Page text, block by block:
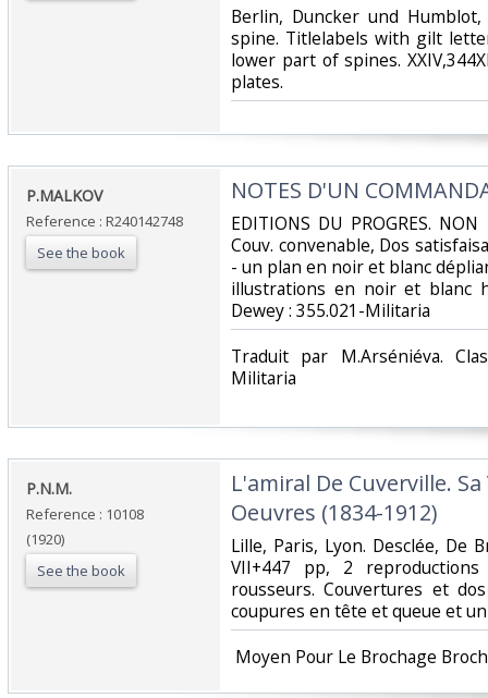
‎Berlin, Duncker und
spine. Titlelabels with gilt
lower part of spines.
plates.‎
‎P.MALKOV‎
Reference : R240142748
See the book
‎NOTES D'UN
‎EDITIONS DU PROGRES.
Couv. convenable, Dos
- un plan en noir et blanc
illustrations en noir et blanc
Dewey : 355.021-Militaria‎
‎Traduit par M.Arséniéva.
Militaria‎
‎P.N.M.‎
Reference : 10108
(1920)
See the book
‎L'amiral De Cuverville. Sa
Oeuvres (1834-1912)‎
‎Lille, Paris, Lyon. Desclée, De
VII+447 pp, 2
rousseurs. Couvertures et
coupures en tête et queue et
Moyen Pour Le Brochage